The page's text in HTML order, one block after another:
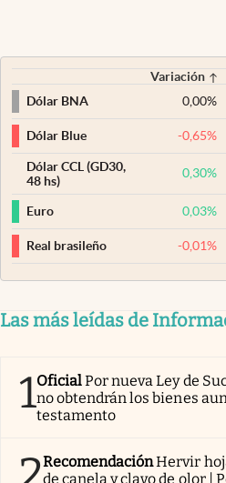
Variación
Dólar BNA
0,00%
Dólar Blue -0,65%
Dólar CCL (GD30,
48 hs)
0,30%
Euro 0,03%
Real brasileño -0,01%
Las más leídas de
1OficialPor nueva Ley de
no obtendrán los bienes
testamento
RecomendaciónHervir
de canela y clavo de olor |